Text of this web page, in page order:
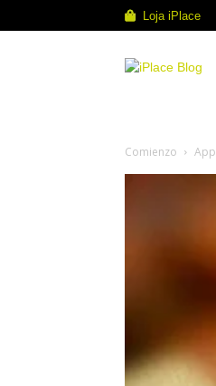
Loja iPlace
Comienzo App